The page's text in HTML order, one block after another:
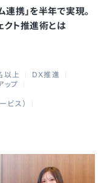
携」を半年で実現。
クト推進術とは
以上
DX推進
ップ
ビス）